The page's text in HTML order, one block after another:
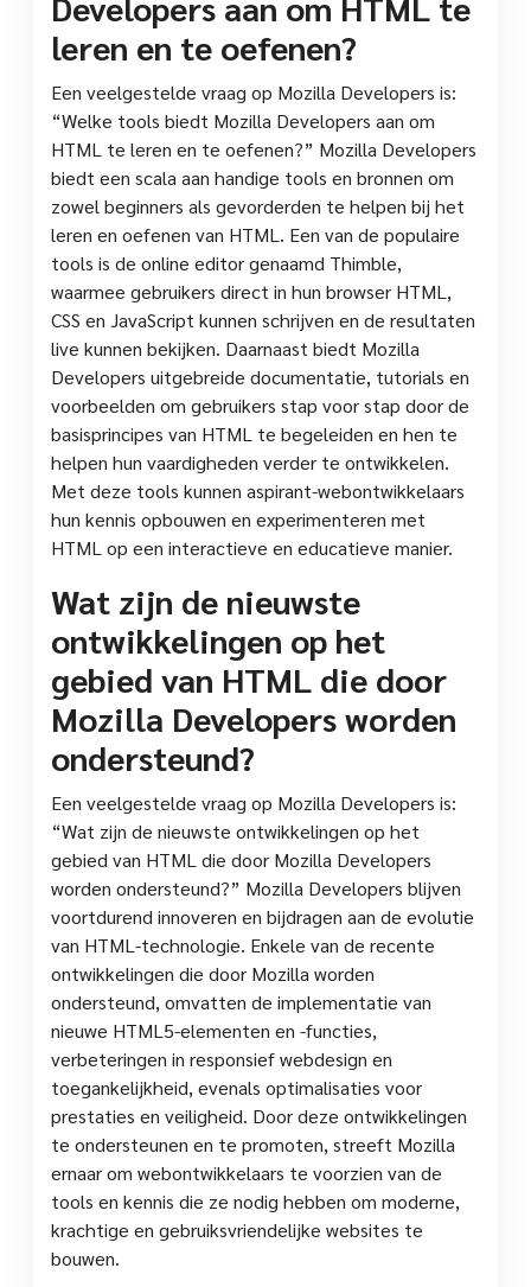
leren en te oefenen?
Een veelgestelde vraag op Mozilla Developers is:
“Welke tools biedt Mozilla Developers aan om
HTML te leren en te oefenen?” Mozilla Developers
biedt een scala aan handige tools en bronnen om
zowel beginners als gevorderden te helpen bij het
leren en oefenen van HTML. Een van de populaire
tools is de online editor genaamd Thimble,
waarmee gebruikers direct in hun browser HTML,
CSS en JavaScript kunnen schrijven en de resultaten
live kunnen bekijken. Daarnaast biedt Mozilla
Developers uitgebreide documentatie, tutorials en
voorbeelden om gebruikers stap voor stap door de
basisprincipes van HTML te begeleiden en hen te
helpen hun vaardigheden verder te ontwikkelen.
Met deze tools kunnen aspirant-webontwikkelaars
hun kennis opbouwen en experimenteren met
HTML op een interactieve en educatieve manier.
Wat zijn de nieuwste
ontwikkelingen op het
gebied van HTML die door
Mozilla Developers worden
ondersteund?
Een veelgestelde vraag op Mozilla Developers is:
“Wat zijn de nieuwste ontwikkelingen op het
gebied van HTML die door Mozilla Developers
worden ondersteund?” Mozilla Developers blijven
voortdurend innoveren en bijdragen aan de evolutie
van HTML-technologie. Enkele van de recente
ontwikkelingen die door Mozilla worden
ondersteund, omvatten de implementatie van
nieuwe HTML5-elementen en -functies,
verbeteringen in responsief webdesign en
toegankelijkheid, evenals optimalisaties voor
prestaties en veiligheid. Door deze ontwikkelingen
te ondersteunen en te promoten, streeft Mozilla
ernaar om webontwikkelaars te voorzien van de
tools en kennis die ze nodig hebben om moderne,
krachtige en gebruiksvriendelijke websites te
bouwen.